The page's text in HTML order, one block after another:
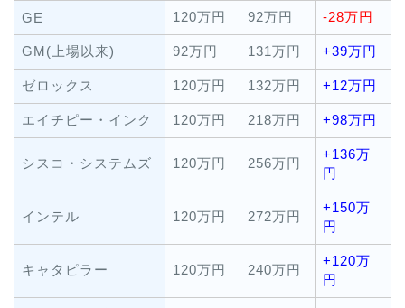
GE 120万円 92万円 -28万円
GM(上場以来) 92万円 131万円 +39万円
ゼロックス 120万円 132万円 +12万円
エイチピー・インク 120万円 218万円 +98万円
シスコ・システムズ 120万円 256万円
+136万
円
インテル 120万円 272万円
+150万
円
キャタピラー 120万円 240万円
+120万
円